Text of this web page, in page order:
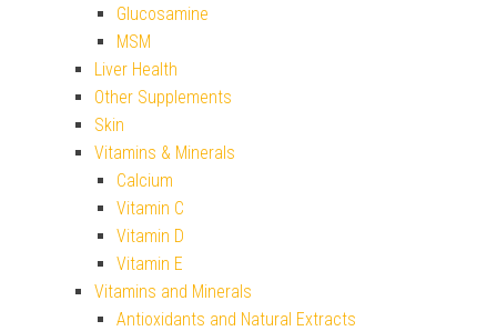
Glucosamine
MSM
Liver Health
Other Supplements
Skin
Vitamins & Minerals
Calcium
Vitamin C
Vitamin D
Vitamin E
Vitamins and Minerals
Antioxidants and Natural Extracts